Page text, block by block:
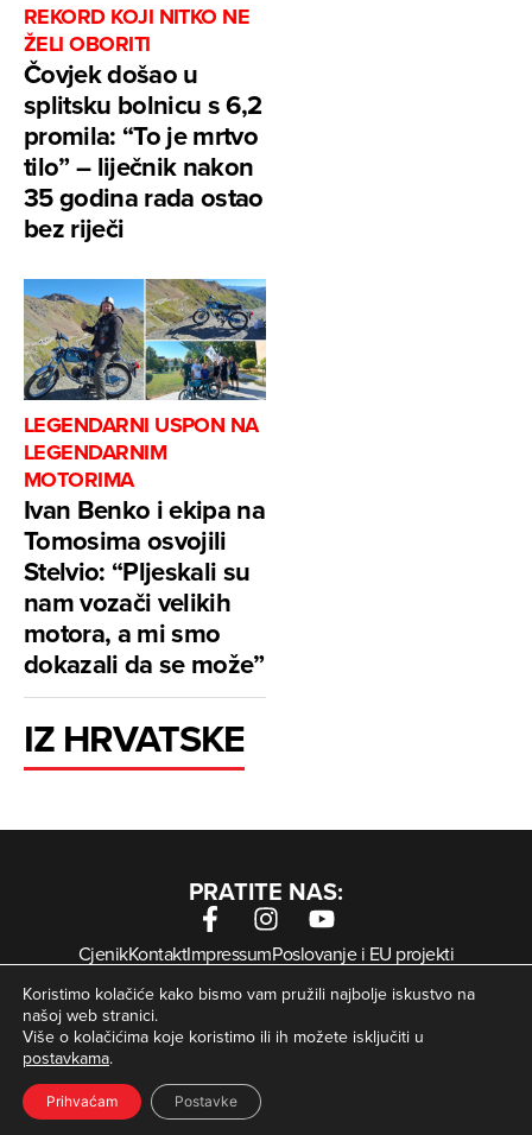
REKORD KOJI NITKO NE
ŽELI OBORITI
Čovjek došao u
splitsku bolnicu s 6,2
promila: “To je mrtvo
tilo” – liječnik nakon
35 godina rada ostao
bez riječi
LEGENDARNI USPON NA
LEGENDARNIM
MOTORIMA
Ivan Benko i ekipa na
Tomosima osvojili
Stelvio: “Pljeskali su
nam vozači velikih
motora, a mi smo
dokazali da se može”
IZ HRVATSKE
PRATITE NAS:
CjenikKontaktImpressumPoslovanje i EU projekti
Arhiva digitalnih novina
Uvjeti korištenjaZaštita privatnosti
Kolačići
© Zagorje International – Sva prava pridržana | Developed
bykrMedia
Koristimo kolačiće kako bismo vam pružili najbolje iskustvo na
našoj web stranici.
Više o kolačićima koje koristimo ili ih možete isključiti u
postavkama.
Prihvaćam Postavke